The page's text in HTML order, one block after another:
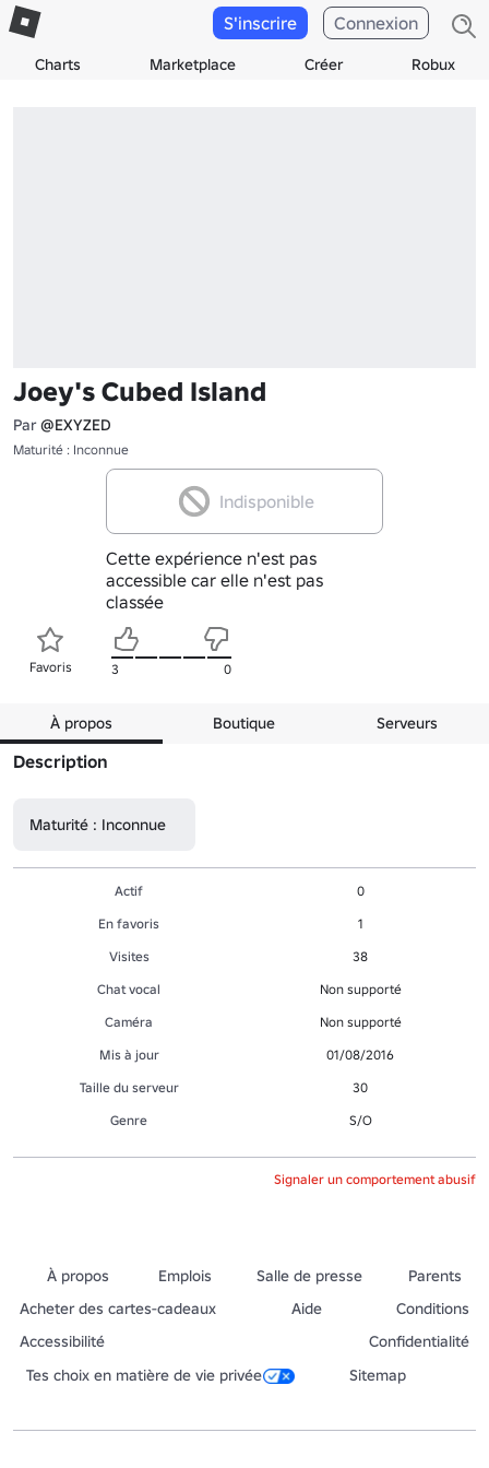
Charts Marketplace Créer Robux
S'inscrire Connexion
Joey's Cubed Island
Par @EXYZED
Maturité : Inconnue
Indisponible
Cette expérience n'est pas
accessible car elle n'est pas
classée
Favoris 3 0
À propos Boutique Serveurs
Description
Maturité : Inconnue
Actif
0
En favoris
1
Visites
38
Chat vocal
Non supporté
Caméra
Non supporté
Mis à jour
01/08/2016
Taille du serveur
30
Genre
S/O
Signaler un comportement abusif
À propos Emplois Salle de presse
Parents
Acheter des cartes-cadeaux
Aide
Conditions
Accessibilité
Confidentialité
Tes choix en matière de vie privée
Sitemap